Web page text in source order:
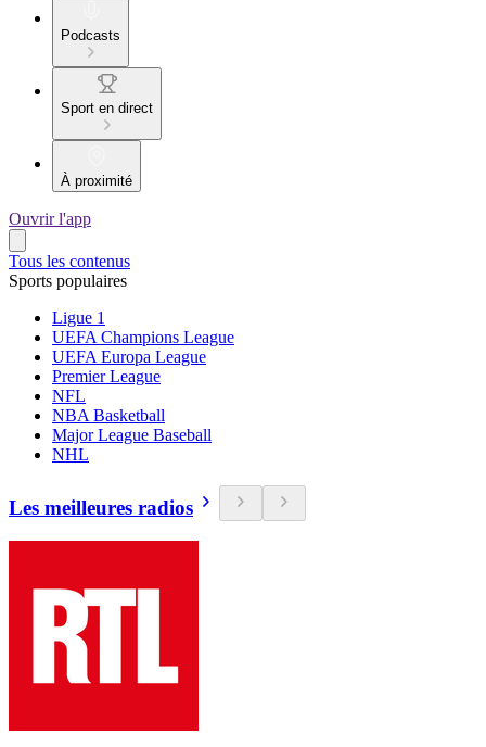
Podcasts
Sport en direct
À proximité
Ouvrir l'app
Tous les contenus
Sports populaires
Ligue 1
UEFA Champions League
UEFA Europa League
Premier League
NFL
NBA Basketball
Major League Baseball
NHL
Les meilleures radios